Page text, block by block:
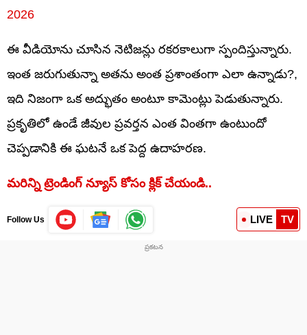
2026
ఈ వీడియోను చూసిన నెటిజన్లు రకరకాలుగా స్పందిస్తున్నారు.
ఇంత జరుగుతున్నా అతను అంత ప్రశాంతంగా ఎలా ఉన్నాడు?,
ఇది నిజంగా ఒక అద్భుతం అంటూ కామెంట్లు పెడుతున్నారు.
ప్రకృతిలో ఉండే జీవుల ప్రవర్తన ఎంత వింతగా ఉంటుందో
చెప్పడానికి ఈ ఘటనే ఒక పెద్ద ఉదాహరణ.
మరిన్ని ట్రెండింగ్ న్యూస్ కోసం క్లిక్ చేయండి..
Follow Us LIVE TV